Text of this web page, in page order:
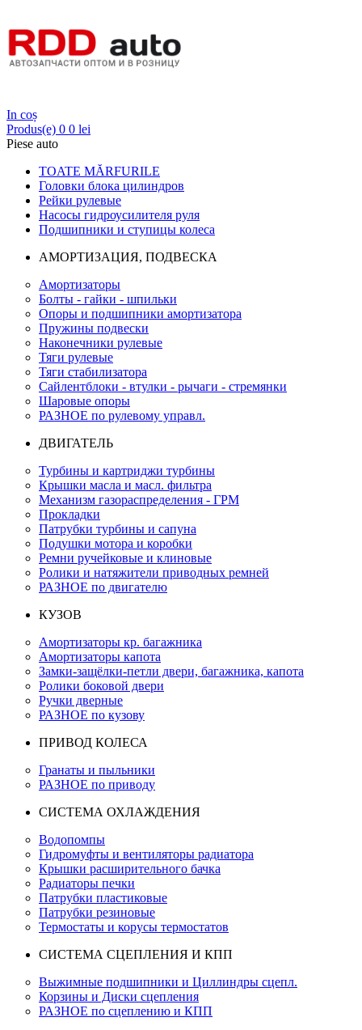
In coș
Produs(e) 0 0 lei
Piese auto
TOATE MĂRFURILE
Головки блока цилиндров
Рейки рулевые
Насосы гидроусилителя руля
Подшипники и ступицы колеса
АМОРТИЗАЦИЯ, ПОДВЕСКА
Амортизаторы
Болты - гайки - шпильки
Опоры и подшипники амортизатора
Пружины подвески
Наконечники рулевые
Тяги рулевые
Тяги стабилизатора
Сайлентблоки - втулки - рычаги - стремянки
Шаровые опоры
РАЗНОЕ по рулевому управл.
ДВИГАТЕЛЬ
Турбины и картриджи турбины
Крышки масла и масл. фильтра
Механизм газораспределения - ГРМ
Прокладки
Патрубки турбины и сапуна
Подушки мотора и коробки
Ремни ручейковые и клиновые
Ролики и натяжители приводных ремней
РАЗНОЕ по двигателю
КУЗОВ
Амортизаторы кр. багажника
Амортизаторы капота
Замки-защёлки-петли двери, багажника, капота
Ролики боковой двери
Ручки дверные
РАЗНОЕ по кузову
ПРИВОД КОЛЕСА
Гранаты и пыльники
РАЗНОЕ по приводу
СИСТЕМА ОХЛАЖДЕНИЯ
Водопомпы
Гидромуфты и вентиляторы радиатора
Крышки расширительного бачка
Радиаторы печки
Патрубки пластиковые
Патрубки резиновые
Термостаты и корусы термостатов
СИСТЕМА СЦЕПЛЕНИЯ И КПП
Выжимные подшипники и Циллиндры сцепл.
Корзины и Диски сцепления
РАЗНОЕ по сцеплению и КПП